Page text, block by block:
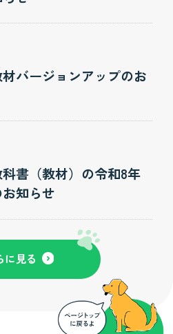
バージョンアップのお
書（教材）の令和8年
知らせ
に見る